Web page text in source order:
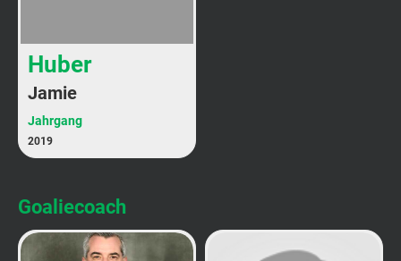
Huber
Jamie
Jahrgang
2019
Goaliecoach